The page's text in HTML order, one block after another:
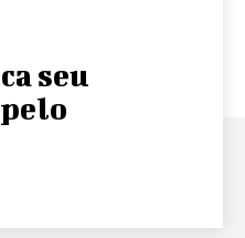
seu